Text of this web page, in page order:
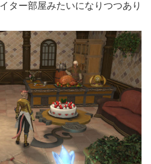
ター部屋みたいになりつつあり